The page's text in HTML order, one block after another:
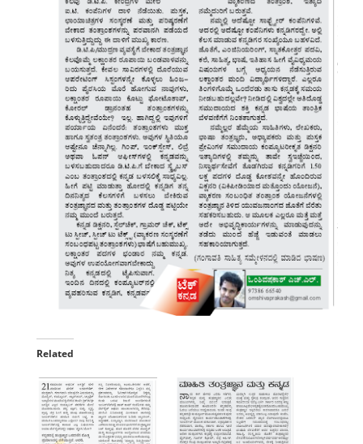
Related